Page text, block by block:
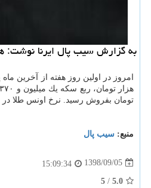
به گزارش سیب پال ایرنا نوشت: هر قطعه
امروز در اولین روز هفته از آخرین
تومان بفروش رسید. نرخ اونس طلا در
منبع: سیب پال
1398/09/05
15:09:34
5.0
/
5